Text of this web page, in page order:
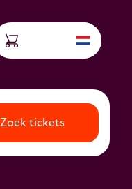
Zoek tickets